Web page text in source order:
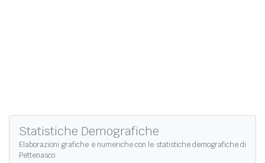
Statistiche Demografiche
Elaborazioni grafiche e numeriche con le statistiche demografiche di
Pettenasco